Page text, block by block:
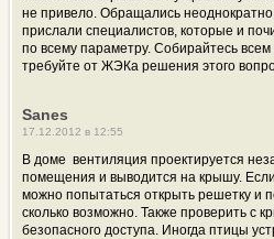
не привело. Обращались
прислали специалистов, которые и
по всему параметру. Собирайтесь
требуйте от ЖЭКа решения этого
Sanes
17.12.2012 в 12:55
В доме вентиляция проектируется
помещения и выводится на крышу.
можно попытаться открыть решетку и
сколько возможно. Также проверить с
безопасного доступа. Иногда птицы